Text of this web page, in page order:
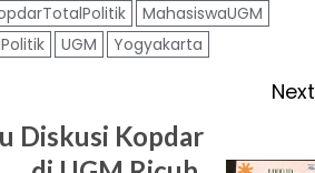
MahasiswaUGM
UGM Yogyakarta
Next
Diskusi Kopdar